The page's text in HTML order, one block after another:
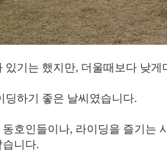
있기는 했지만, 더울때보다 낮
딩하기 좋은 날씨였습니다.
호인들이나, 라이딩을 즐기는
니다.